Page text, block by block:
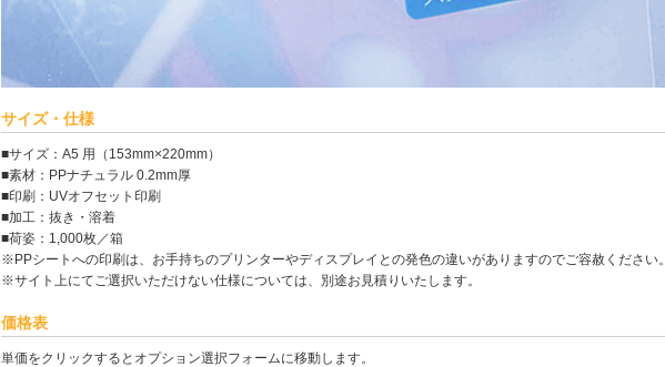
サイズ・仕様
■サイズ：A5 用（153mm×220mm）
■素材：PPナチュラル 0.2mm厚
■印刷：UVオフセット印刷
■加工：抜き・溶着
■荷姿：1,000枚／箱
※PPシートへの印刷は、お手持ちのプリンターやディスプレイとの発色の違いがありますのでご容赦ください。
※サイト上にてご選択いただけない仕様については、別途お見積りいたします。
価格表
単価をクリックするとオプション選択フォームに移動します。